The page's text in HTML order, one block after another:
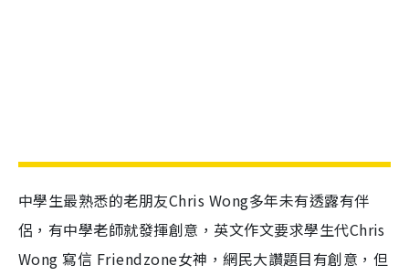
中學生最熟悉的老朋友Chris Wong多年未有透露有伴
侶，有中學老師就發揮創意，英文作文要求學生代Chris
Wong寫信 Friendzone女神，網民大讚題目有創意，但